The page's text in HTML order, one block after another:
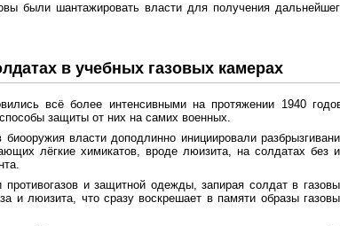
были шантажировать власти для получения
в учебных газовых камерах
всё более интенсивными на протяжении 1940
защиты от них на самих военных.
власти доподлинно инициировали
лёгкие химикатов, вроде люизита, на солдатах без
и защитной одежды, запирая солдат в
и люизита, что сразу воскрешает в памяти образы